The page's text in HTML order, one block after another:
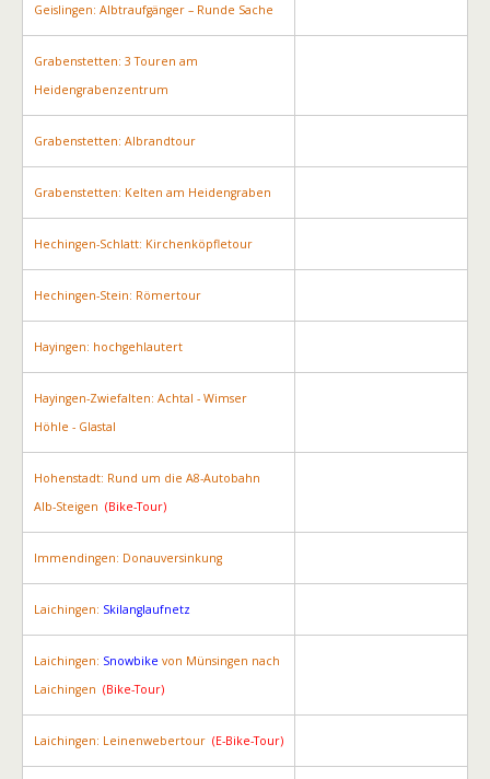
Geislingen: Albtraufgänger – Runde Sache
Grabenstetten: 3 Touren am
Heidengrabenzentrum
Grabenstetten: Albrandtour
Grabenstetten: Kelten am Heidengraben
Hechingen-Schlatt: Kirchenköpfletour
Hechingen-Stein: Römertour
Hayingen: hochgehlautert
Hayingen-Zwiefalten: Achtal - Wimser
Höhle - Glastal
Hohenstadt: Rund um die A8-Autobahn
Alb-Steigen (Bike-Tour)
Immendingen: Donauversinkung
Laichingen: Skilanglaufnetz
Laichingen: Snowbike von Münsingen nach
Laichingen (Bike-Tour)
Laichingen: Leinenwebertour (E-Bike-Tour)